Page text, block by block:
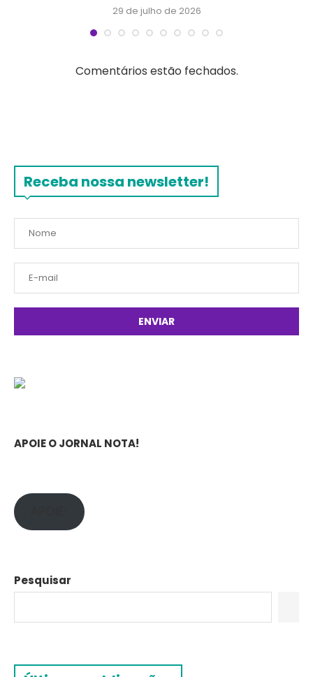
29 de julho de 2026
Comentários estão fechados.
Receba nossa newsletter!
APOIE O JORNAL NOTA!
Pesquisar